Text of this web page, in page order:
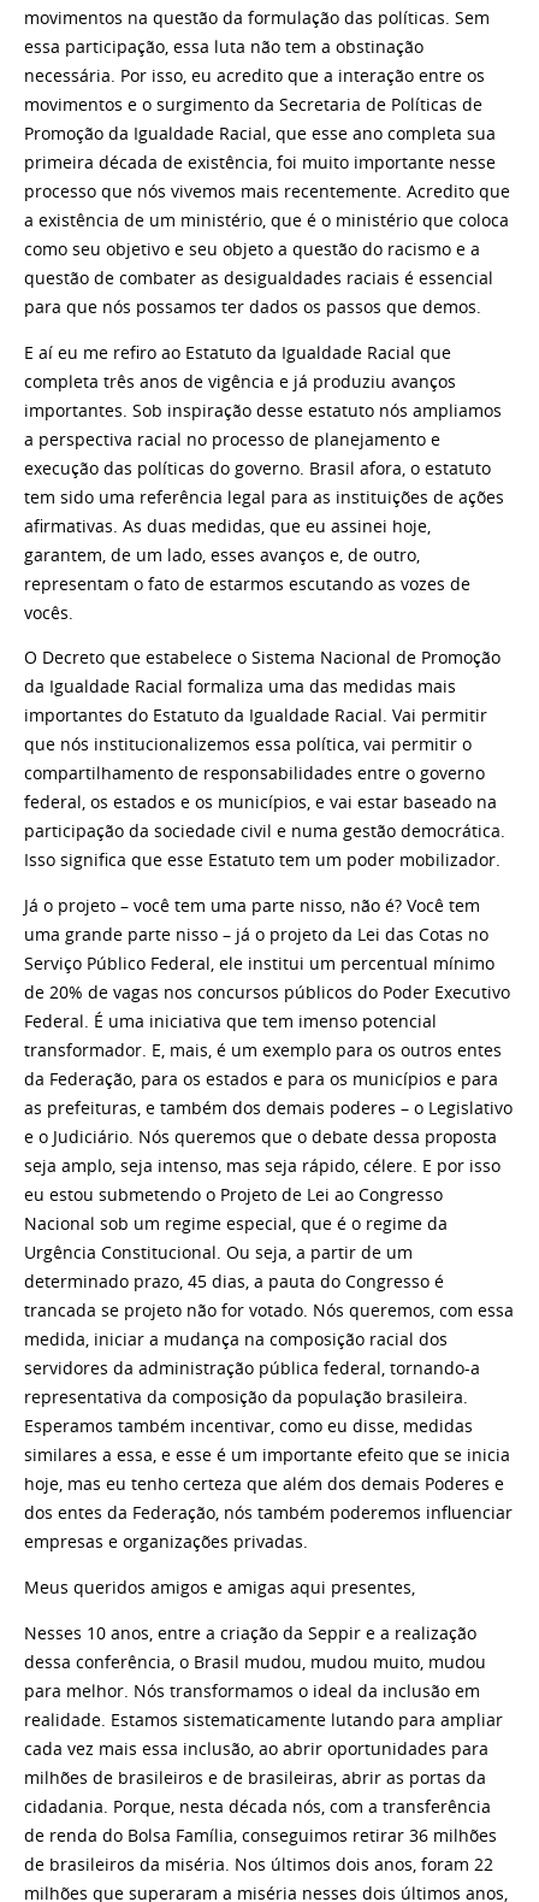
movimentos na questão da formulação das políticas. Sem
essa participação, essa luta não tem a obstinação
necessária. Por isso, eu acredito que a interação entre os
movimentos e o surgimento da Secretaria de Políticas de
Promoção da Igualdade Racial, que esse ano completa sua
primeira década de existência, foi muito importante nesse
processo que nós vivemos mais recentemente. Acredito que
a existência de um ministério, que é o ministério que coloca
como seu objetivo e seu objeto a questão do racismo e a
questão de combater as desigualdades raciais é essencial
para que nós possamos ter dados os passos que demos.
E aí eu me refiro ao Estatuto da Igualdade Racial que
completa três anos de vigência e já produziu avanços
importantes. Sob inspiração desse estatuto nós ampliamos
a perspectiva racial no processo de planejamento e
execução das políticas do governo. Brasil afora, o estatuto
tem sido uma referência legal para as instituições de ações
afirmativas. As duas medidas, que eu assinei hoje,
garantem, de um lado, esses avanços e, de outro,
representam o fato de estarmos escutando as vozes de
vocês.
O Decreto que estabelece o Sistema Nacional de Promoção
da Igualdade Racial formaliza uma das medidas mais
importantes do Estatuto da Igualdade Racial. Vai permitir
que nós institucionalizemos essa política, vai permitir o
compartilhamento de responsabilidades entre o governo
federal, os estados e os municípios, e vai estar baseado na
participação da sociedade civil e numa gestão democrática.
Isso significa que esse Estatuto tem um poder mobilizador.
Já o projeto – você tem uma parte nisso, não é? Você tem
uma grande parte nisso – já o projeto da Lei das Cotas no
Serviço Público Federal, ele institui um percentual mínimo
de 20% de vagas nos concursos públicos do Poder Executivo
Federal. É uma iniciativa que tem imenso potencial
transformador. E, mais, é um exemplo para os outros entes
da Federação, para os estados e para os municípios e para
as prefeituras, e também dos demais poderes – o Legislativo
e o Judiciário. Nós queremos que o debate dessa proposta
seja amplo, seja intenso, mas seja rápido, célere. E por isso
eu estou submetendo o Projeto de Lei ao Congresso
Nacional sob um regime especial, que é o regime da
Urgência Constitucional. Ou seja, a partir de um
determinado prazo, 45 dias, a pauta do Congresso é
trancada se projeto não for votado. Nós queremos, com essa
medida, iniciar a mudança na composição racial dos
servidores da administração pública federal, tornando-a
representativa da composição da população brasileira.
Esperamos também incentivar, como eu disse, medidas
similares a essa, e esse é um importante efeito que se inicia
hoje, mas eu tenho certeza que além dos demais Poderes e
dos entes da Federação, nós também poderemos influenciar
empresas e organizações privadas.
Meus queridos amigos e amigas aqui presentes,
Nesses 10 anos, entre a criação da Seppir e a realização
dessa conferência, o Brasil mudou, mudou muito, mudou
para melhor. Nós transformamos o ideal da inclusão em
realidade. Estamos sistematicamente lutando para ampliar
cada vez mais essa inclusão, ao abrir oportunidades para
milhões de brasileiros e de brasileiras, abrir as portas da
cidadania. Porque, nesta década nós, com a transferência
de renda do Bolsa Família, conseguimos retirar 36 milhões
de brasileiros da miséria. Nos últimos dois anos, foram 22
milhões que superaram a miséria nesses dois últimos anos,